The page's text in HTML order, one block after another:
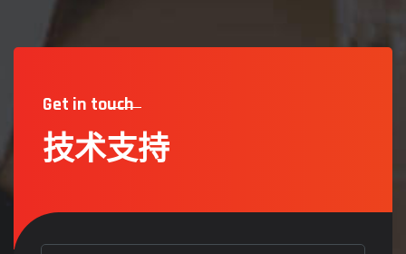
Get in touch
技术支持